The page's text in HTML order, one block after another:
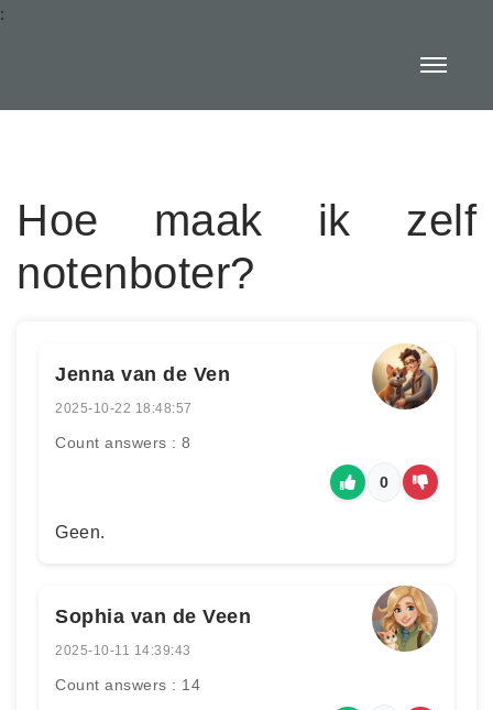
:
Hoe maak ik zelf
notenboter?
Jenna van de Ven
2025-10-22 18:48:57
Count answers : 8
0
Geen.
Sophia van de Veen
2025-10-11 14:39:43
Count answers : 14